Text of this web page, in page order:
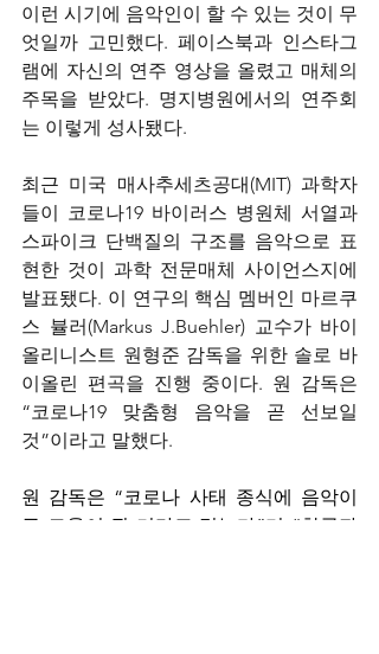
이런 시기에 음악인이 할 수 있는 것이 무
엇일까 고민했다. 페이스북과 인스타그
램에 자신의 연주 영상을 올렸고 매체의
주목을 받았다. 명지병원에서의 연주회
는 이렇게 성사됐다.
최근 미국 매사추세츠공대(MIT) 과학자
들이 코로나19 바이러스 병원체 서열과
스파이크 단백질의 구조를 음악으로 표
현한 것이 과학 전문매체 사이언스지에
발표됐다. 이 연구의 핵심 멤버인 마르쿠
스 뷸러(Markus J.Buehler) 교수가 바이
올리니스트 원형준 감독을 위한 솔로 바
이올린 편곡을 진행 중이다. 원 감독은
“코로나19 맞춤형 음악을 곧 선보일
것”이라고 말했다.
원 감독은 “코로나 사태 종식에 음악이
큰 도움이 될 거라고 믿는다”며 “한국과